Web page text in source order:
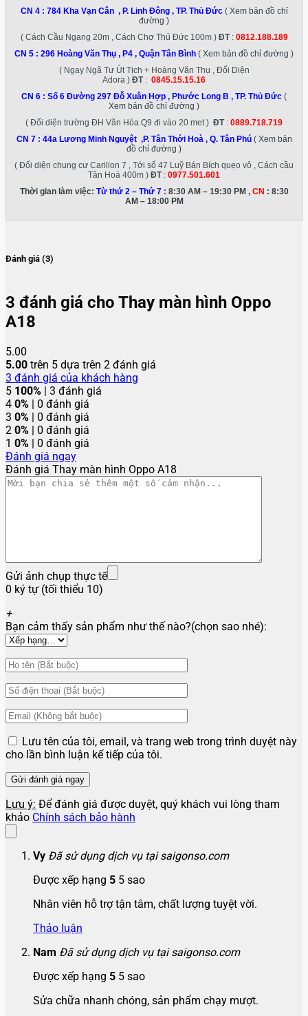
CN 4 : 784 Kha Vạn Cân , P. Linh Đông , TP. Thủ Đức( Xem bản đồ chỉ
đường )
( Cách Cầu Ngang 20m , Cách Chợ Thủ Đức 100m ) ĐT: 0812.188.189
CN 5 : 296 Hoàng Văn Thụ , P4 , Quận Tân Bình ( Xem bản đồ chỉ đường )
( Ngay Ngã Tư Út Tịch + Hoàng Văn Thụ , Đối Diện
Adora ) ĐT: 0845.15.15.16
CN 6 : Số 6 Đường 297 Đỗ Xuân Hợp , Phước Long B , TP. Thủ Đức (
Xem bản đồ chỉ đường )
( Đối diện trường ĐH Văn Hóa Q9 đi vào 20 met ) ĐT: 0889.718.719
CN 7 : 44a Lương Minh Nguyệt ,P. Tân Thới Hoà , Q. Tân Phú ( Xem bản
đồ chỉ đường )
( Đối diện chung cư Carillon 7 , Tới số 47 Luỹ Bán Bích quẹo vô , Cách cầu
Tân Hoá 400m ) ĐT: 0977.501.601
Thời gian làm việc: Từ thứ 2 – Thứ 7: 8:30 AM – 19:30 PM , CN : 8:30
AM – 18:00 PM
Đánh giá (3)
3 đánh giá cho Thay màn hình Oppo
A18
5.00
5.00 trên 5 dựa trên 2 đánh giá
3 đánh giá của khách hàng
5 100% | 3 đánh giá
4 0% | 0 đánh giá
3 0% | 0 đánh giá
2 0% | 0 đánh giá
1 0% | 0 đánh giá
Đánh giá ngay
Đánh giá Thay màn hình Oppo A18
Gửi ảnh chụp thực tế
0 ký tự (tối thiểu 10)
+
Bạn cảm thấy sản phẩm như thế nào?(chọn sao nhé):
Lưu tên của tôi, email, và trang web trong trình duyệt này
cho lần bình luận kế tiếp của tôi.
Lưu ý: Để đánh giá được duyệt, quý khách vui lòng tham
khảo Chính sách bảo hành
Vy Đã sử dụng dịch vụ tại saigonso.com
Được xếp hạng 5 5 sao
Nhân viên hỗ trợ tận tâm, chất lượng tuyệt vời.
Thảo luận
Nam Đã sử dụng dịch vụ tại saigonso.com
Được xếp hạng 5 5 sao
Sửa chữa nhanh chóng, sản phẩm chạy mượt.